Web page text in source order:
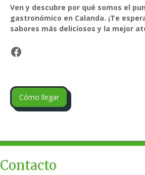
Ven y descubre por qué somos el
gastronómico en Calanda. ¡Te
sabores más deliciosos y la mejor
Facebook
Cómo llegar
Contacto